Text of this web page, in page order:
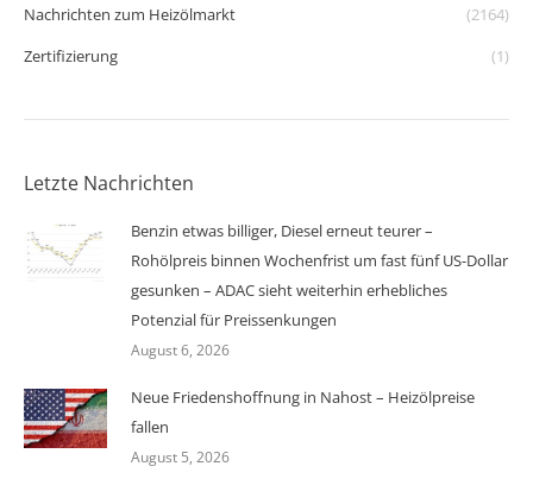
Nachrichten zum Heizölmarkt
(2164)
Zertifizierung
(1)
Letzte Nachrichten
Benzin etwas billiger, Diesel erneut teurer –
Rohölpreis binnen Wochenfrist um fast fünf US-Dollar
gesunken – ADAC sieht weiterhin erhebliches
Potenzial für Preissenkungen
August 6, 2026
Neue Friedenshoffnung in Nahost – Heizölpreise
fallen
August 5, 2026